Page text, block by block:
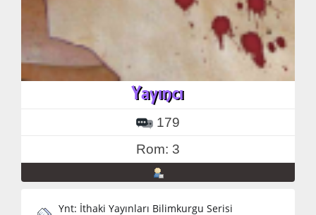
179
Rom: 3
Ynt: İthaki Yayınları Bilimkurgu Serisi